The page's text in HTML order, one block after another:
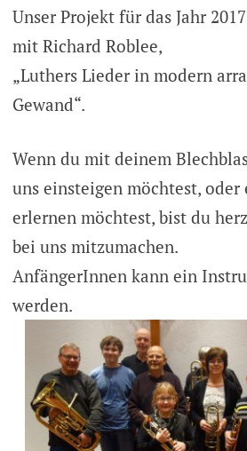
Unser Projekt für das Jahr
mit Richard Roblee,
„Luthers Lieder in modern
Gewand“.
Wenn du mit deinem
uns einsteigen möchtest, oder
erlernen möchtest, bist du
bei uns mitzumachen.
AnfängerInnen kann ein
werden.